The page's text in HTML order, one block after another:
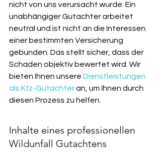
nicht von uns verursacht wurde. Ein
unabhängiger Gutachter arbeitet
neutral und ist nicht an die Interessen
einer bestimmten Versicherung
gebunden. Das stellt sicher, dass der
Schaden objektiv bewertet wird. Wir
bieten Ihnen unsere Dienstleistungen
als Kfz-Gutachter an, um Ihnen durch
diesen Prozess zu helfen.
Inhalte eines professionellen
Wildunfall Gutachtens